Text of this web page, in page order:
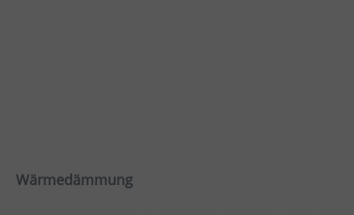
Wärmedämmung